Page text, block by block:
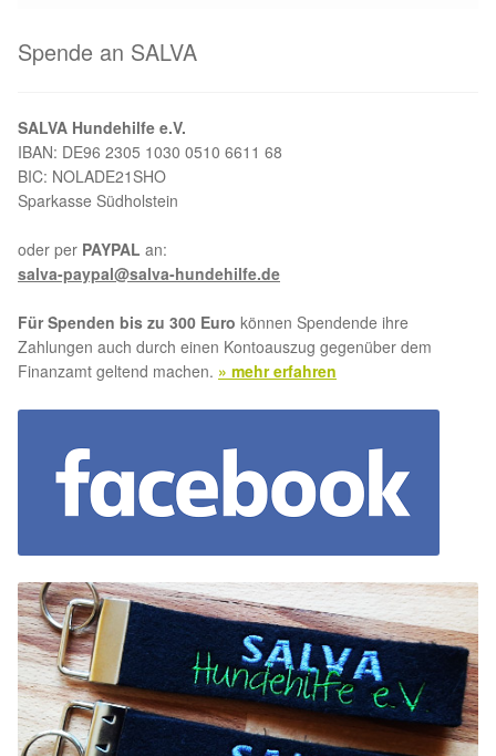
Spende an SALVA
SALVA Hundehilfe e.V.
IBAN: DE96 2305 1030 0510 6611 68
BIC: NOLADE21SHO
Sparkasse Südholstein
oder per PAYPAL an:
salva-paypal@salva-hundehilfe.de
Für Spenden bis zu 300 Euro können Spendende ihre
Zahlungen auch durch einen Kontoauszug gegenüber dem
Finanzamt geltend machen. » mehr erfahren